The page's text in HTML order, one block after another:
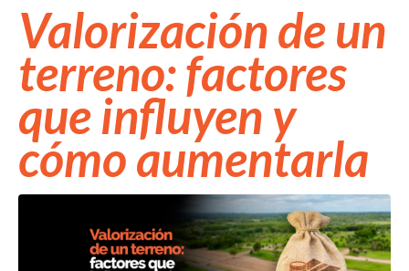
Valorización de un
terreno: factores
que influyen y
cómo aumentarla